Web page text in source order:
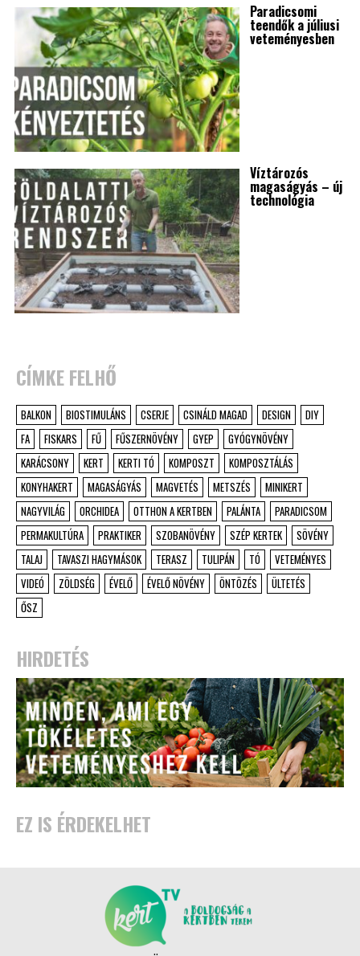
Paradicsomi
teendők a júliusi
veteményesben
Víztározós
magaságyás – új
technológia
CÍMKE FELHŐ
BALKON BIOSTIMULÁNS CSERJE CSINÁLD MAGAD DESIGN
DIY
FA
FISKARS FŰ FŰSZERNÖVÉNY GYEP
GYÓGYNÖVÉNY
KARÁCSONY
KERT KERTI TÓ KOMPOSZT
KOMPOSZTÁLÁS
KONYHAKERT
MAGASÁGYÁS MAGVETÉS METSZÉS
MINIKERT
NAGYVILÁG
ORCHIDEA OTTHON A KERTBEN PALÁNTA
PARADICSOM
PERMAKULTÚRA
PRAKTIKER SZOBANÖVÉNY SZÉP KERTEK
SÖVÉNY
TALAJ
TAVASZI HAGYMÁSOK TERASZ TULIPÁN TÓ
VETEMÉNYES
VIDEÓ
ZÖLDSÉG ÉVELŐ ÉVELŐ NÖVÉNY ÖNTÖZÉS
ÜLTETÉS
ŐSZ
HIRDETÉS
EZ IS ÉRDEKELHET